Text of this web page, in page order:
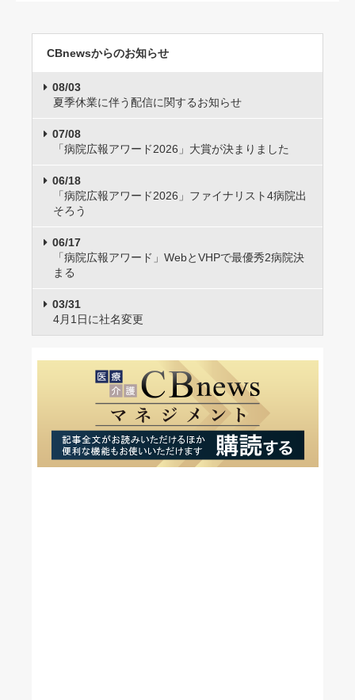
CBnewsからのお知らせ
08/03
夏季休業に伴う配信に関するお知らせ
07/08
「病院広報アワード2026」大賞が決まりました
06/18
「病院広報アワード2026」ファイナリスト4病院出
そろう
06/17
「病院広報アワード」WebとVHPで最優秀2病院決
まる
03/31
4月1日に社名変更